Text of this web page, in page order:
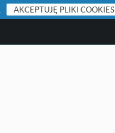
AKCEPTUJĘ PLIKI COOKIES